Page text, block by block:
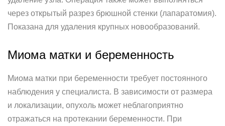
через открытый разрез брюшной стенки (лапаратомия).
Показана для удаления крупных новообразований.
Миома матки и беременность
Миома матки при беременности требует постоянного
наблюдения у специалиста. В зависимости от размера
и локализации, опухоль может неблагоприятно
отражаться на протекании беременности. При